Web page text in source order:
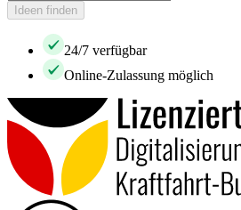
Ideen finden
24/7 verfügbar
Online-Zulassung möglich